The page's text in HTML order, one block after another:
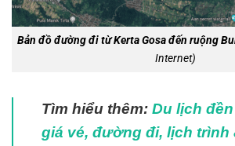
Bản đồ đường đi từ Kerta Gosa đến ruộng
Internet)
Tìm hiểu thêm: Du lịch
giá vé, đường đi, lịch trình